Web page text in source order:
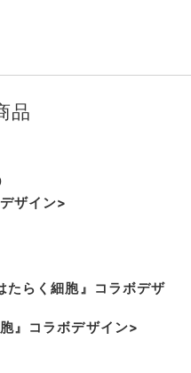
品
ザイン>
たらく細胞』コラボデザ
』コラボデザイン>